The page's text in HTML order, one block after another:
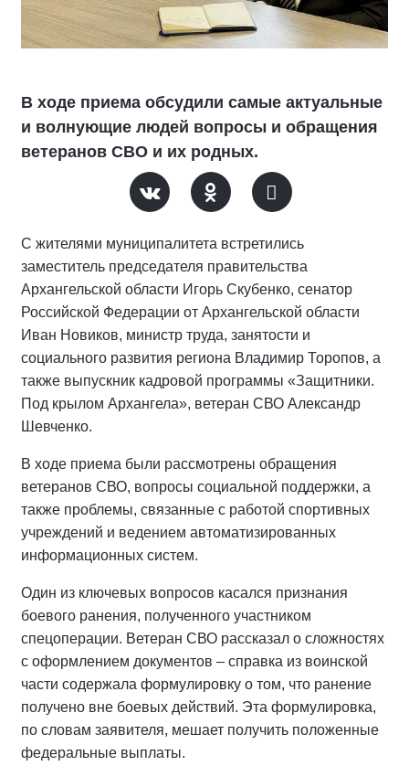
В ходе приема обсудили самые актуальные
и волнующие людей вопросы и обращения
ветеранов СВО и их родных.
С жителями муниципалитета встретились
заместитель председателя правительства
Архангельской области Игорь Скубенко, сенатор
Российской Федерации от Архангельской области
Иван Новиков, министр труда, занятости и
социального развития региона Владимир Торопов, а
также выпускник кадровой программы «Защитники.
Под крылом Архангела», ветеран СВО Александр
Шевченко.
В ходе приема были рассмотрены обращения
ветеранов СВО, вопросы социальной поддержки, а
также проблемы, связанные с работой спортивных
учреждений и ведением автоматизированных
информационных систем.
Один из ключевых вопросов касался признания
боевого ранения, полученного участником
спецоперации. Ветеран СВО рассказал о сложностях
с оформлением документов – справка из воинской
части содержала формулировку о том, что ранение
получено вне боевых действий. Эта формулировка,
по словам заявителя, мешает получить положенные
федеральные выплаты.